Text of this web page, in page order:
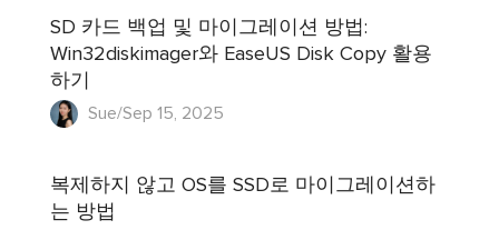
SD 카드 백업 및 마이그레이션 방법:
Win32diskimager와 EaseUS Disk Copy 활용
하기
Sue/Sep 15, 2025
복제하지 않고 OS를 SSD로 마이그레이션하
는 방법